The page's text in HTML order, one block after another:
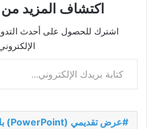
اكتشاف المزيد
اشترك للحصول على أحدث
كتابة بريدك الإلكتروني...
عرض تقديمي (PowerPoint) بالذكاء الاصطناعي